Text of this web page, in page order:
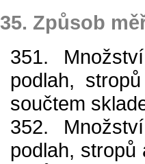
35. Způsob
351.
podlah,
součtem
352.
podlah,